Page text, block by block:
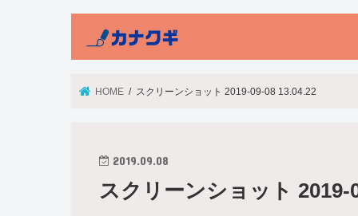
HOME スクリーンショット 2019-09-08 13.04.22
2019.09.08
スクリーンショット 2019-